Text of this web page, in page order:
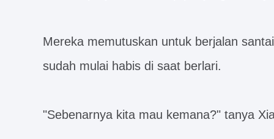
Mereka memutuskan untuk berjalan
sudah mulai habis di saat berlari.
"Sebenarnya kita mau kemana?" tanya